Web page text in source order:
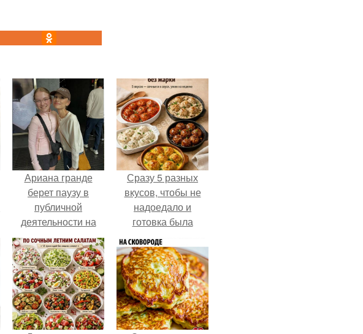
Ариана гранде
берет паузу в
публичной
деятельности на
фоне слухов о
своем здоровье.
Сразу 5 разных
вкусов, чтобы не
надоедало и
готовка была
проще.